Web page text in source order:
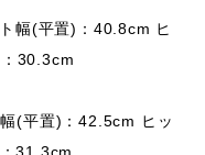
幅(平置)：40.8cm ヒ
30.3cm
(平置)：42.5cm ヒッ